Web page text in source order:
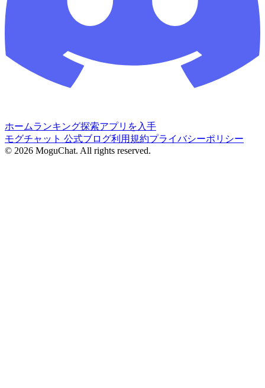
ホームランキング探索アプリを入手
モグチャット 公式ブログ利用規約プライバシーポリシー
© 2026 MoguChat. All rights reserved.